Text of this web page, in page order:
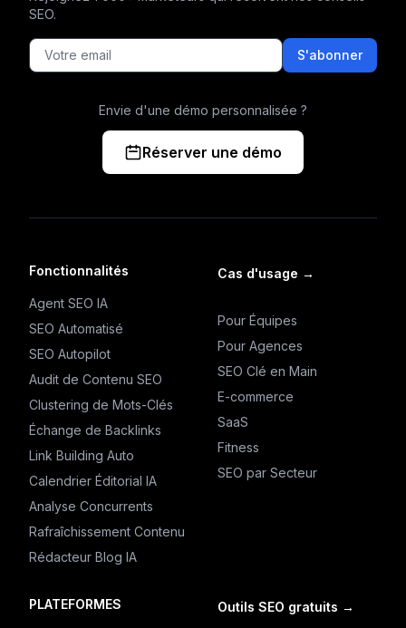
SEO.
S'abonner
Envie d'une démo personnalisée ?
Réserver une démo
Fonctionnalités
Agent SEO IA
SEO Automatisé
SEO Autopilot
Audit de Contenu SEO
Clustering de Mots-Clés
Échange de Backlinks
Link Building Auto
Calendrier Éditorial IA
Analyse Concurrents
Rafraîchissement Contenu
Rédacteur Blog IA
Cas d'usage →
Pour Équipes
Pour Agences
SEO Clé en Main
E-commerce
SaaS
Fitness
SEO par Secteur
PLATEFORMES Outils SEO gratuits →